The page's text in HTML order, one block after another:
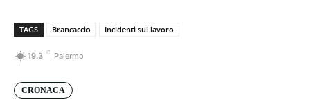
TAGS Brancaccio Incidenti sul lavoro
19.3 C Palermo
CRONACA